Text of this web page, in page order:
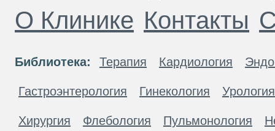
О Клинике Контакты
Библиотека: Терапия Кардиология
Гастроэнтерология Гинекология Урология
Хирургия Флебология Пульмонология